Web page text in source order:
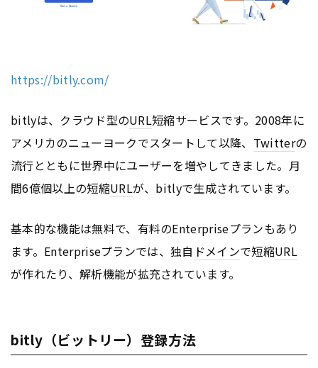
https://bitly.com/
bitlyは、クラウド型のURL短縮サービスです。2008年に
アメリカのニューヨークでスタートして以降、 Twitterの
流行とともに世界中にユーザーを増やしてきました。月
間6億個以上の短縮URLが、bitlyで生成されています。
基本的な機能は無料で、有料のEnterpriseプランもあり
ます。Enterpriseプランでは、独自 ドメインで短縮URL
が作れたり、解析機能が拡充されています。
bitly（ビットリー）登録方法